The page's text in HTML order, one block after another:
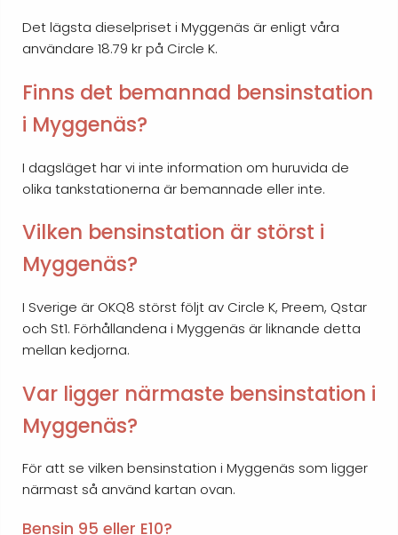
Det lägsta dieselpriset i Myggenäs är enligt våra
användare 18.79 kr på Circle K.
Finns det bemannad bensinstation
i Myggenäs?
I dagsläget har vi inte information om huruvida de
olika tankstationerna är bemannade eller inte.
Vilken bensinstation är störst i
Myggenäs?
I Sverige är OKQ8 störst följt av Circle K, Preem, Qstar
och St1. Förhållandena i Myggenäs är liknande detta
mellan kedjorna.
Var ligger närmaste bensinstation i
Myggenäs?
För att se vilken bensinstation i Myggenäs som ligger
närmast så använd kartan ovan.
Bensin 95 eller E10?